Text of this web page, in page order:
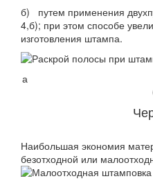
б) путем применения
4,б); при этом способе
изготовления штампа.
Наибольшая экономия
безотходной или